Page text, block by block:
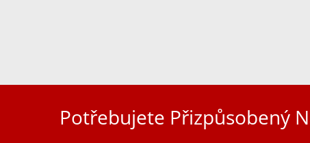
Potřebujete Přizpůsobený